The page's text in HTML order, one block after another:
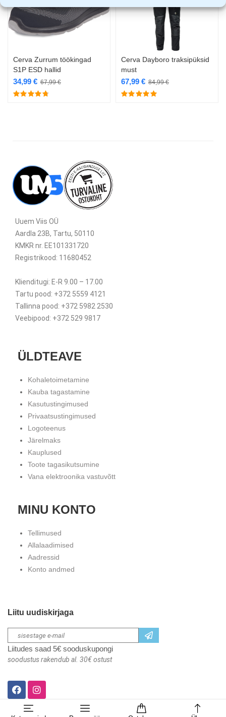
Cerva Zurrum töökingad
S1P ESD hallid
67,99€
34,99 €
Cerva Dayboro traksipüksid
must
84,99€
67,99 €
Uuem Viis OÜ
Aardla 23B, Tartu, 50110
KMKR nr. EE101331720
Registrikood: 11680452
Klienditugi: E-R 9.00 – 17.00
Tartu pood: +372 5559 4121
Tallinna pood: +372 5982 2530
Veebipood: +372 529 9817
ÜLDTEAVE
Kohaletoimetamine
Kauba tagastamine
Kasutustingimused
Privaatsustingimused
Logoteenus
Järelmaks
Kauplused
Toote tagasikutsumine
Vana elektroonika vastuvõtt
MINU KONTO
Tellimused
Allalaadimised
Aadressid
Konto andmed
Liitu uudiskirjaga
Liitudes saad 5€ sooduskupongi
soodustus rakendub al. 30€ ostust